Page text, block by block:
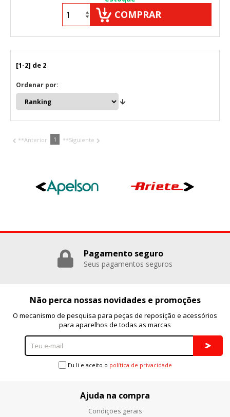
COMPRAR
[1-2] de 2
Ordenar por:
**Anterior 1 **Siguiente
Pagamento seguro
Seus pagamentos seguros
Não perca nossas novidades e promoções
O mecanismo de pesquisa para peças de reposição e acessórios
para aparelhos de todas as marcas
Eu li e aceito o política de privacidade
Ajuda na compra
Condições gerais
Toda la información que recogen estas cookies es
agregada y, por lo tanto, es anónima.
Cookies Utilizadas:
_utma,_utmb,_utmc,_utmz,_utmt,_utmz,_atuvc,_atuvs, _ga,
_gid, _evPromtCookies
Estas cookies pueden ser establecidas a través de nuestro
sitio por nuestros socios publicitarios. Pueden ser
utilizadas por esas empresas para crear un perfil de sus
No almacenan directamente información personal, sino
dispositivo de Internet.
Puedes volver a configurar tus cookies desde la sección
"Configuración de cookies" al pie de la página. También puedes
política de cookies